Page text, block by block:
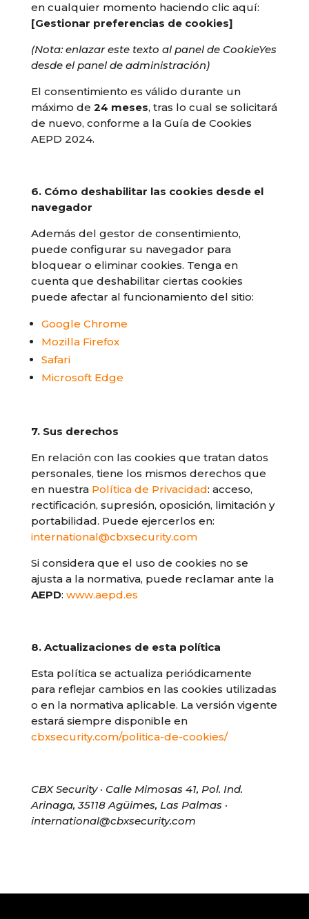
en cualquier momento haciendo clic aquí:
[Gestionar preferencias de cookies]
(Nota: enlazar este texto al panel de CookieYes
desde el panel de administración)
El consentimiento es válido durante un
máximo de 24 meses, tras lo cual se solicitará
de nuevo, conforme a la Guía de Cookies
AEPD 2024.
6. Cómo deshabilitar las cookies desde el
navegador
Además del gestor de consentimiento,
puede configurar su navegador para
bloquear o eliminar cookies. Tenga en
cuenta que deshabilitar ciertas cookies
puede afectar al funcionamiento del sitio:
Google Chrome
Mozilla Firefox
Safari
Microsoft Edge
7. Sus derechos
En relación con las cookies que tratan datos
personales, tiene los mismos derechos que
en nuestra Política de Privacidad: acceso,
rectificación, supresión, oposición, limitación y
portabilidad. Puede ejercerlos en:
international@cbxsecurity.com
Si considera que el uso de cookies no se
ajusta a la normativa, puede reclamar ante la
AEPD: www.aepd.es
8. Actualizaciones de esta política
Esta política se actualiza periódicamente
para reflejar cambios en las cookies utilizadas
o en la normativa aplicable. La versión vigente
estará siempre disponible en
cbxsecurity.com/politica-de-cookies/
CBX Security · Calle Mimosas 41, Pol. Ind.
Arinaga, 35118 Agüimes, Las Palmas ·
international@cbxsecurity.com